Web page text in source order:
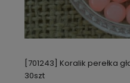
[701243] Koralik perełka
30szt